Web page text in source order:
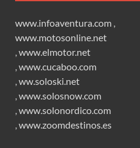
www.infoaventura.com
www.motosonline.net
www.elmotor.net
www.cucaboo.com
ww.soloski.net
www.solosnow.com
www.solonordico.com
www.zoomdestinos.es